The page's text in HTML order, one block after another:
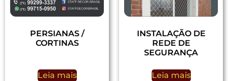
PERSIANAS /
CORTINAS
Leia mais
INSTALAÇÃO DE
REDE DE
SEGURANÇA
Leia mais